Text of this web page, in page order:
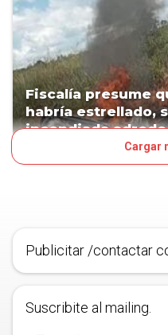
Fiscalía presume
habría estrellado,
incendiada adrede
Cargar
Publicitar /contactar
Suscribite al mailing.